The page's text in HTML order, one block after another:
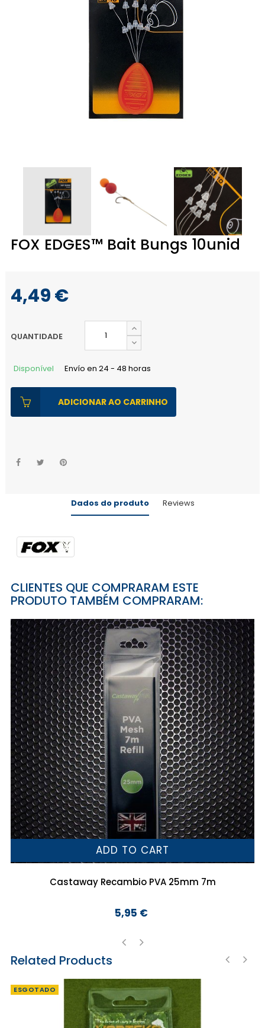
FOX EDGES™ Bait Bungs 10unid
4,49 €
QUANTIDADE
Disponível Envío en 24 - 48 horas
ADICIONAR AO CARRINHO
Dados do produto Reviews
CLIENTES QUE COMPRARAM ESTE
PRODUTO TAMBÉM COMPRARAM:
ADD TO CART
Castaway Recambio PVA 25mm 7m
Preço
5,95 €
Related Products
ESGOTADO